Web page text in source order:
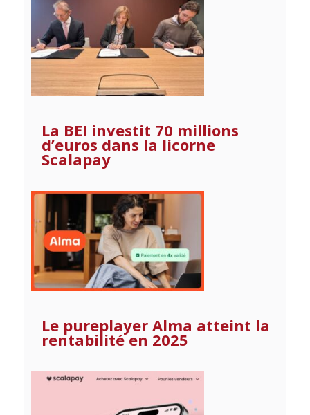
La BEI investit 70 millions
d’euros dans la licorne
Scalapay
Le pureplayer Alma atteint la
rentabilité en 2025